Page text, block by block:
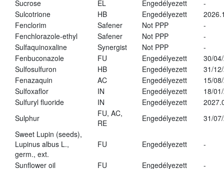
Sucrose
EL Engedélyezett
-
Sulcotrione
HB Engedélyezett
Fenclorim
Safener Not PPP
-
Fenchlorazole-ethyl
Safener Not PPP
-
Sulfaquinoxaline
Synergist Not PPP
-
Fenbuconazole
FU Engedélyezett
30/
Sulfosulfuron
HB Engedélyezett
31/
Fenazaquin
AC Engedélyezett
15/
Sulfoxaflor
IN Engedélyezett
18/
Sulfuryl fluoride
IN Engedélyezett
Sulphur
FU, AC,
RE
Engedélyezett
31/
Sweet Lupin (seeds),
Lupinus albus L.,
germ., ext.
FU Engedélyezett -
Sunflower oil FU Engedélyezett
-